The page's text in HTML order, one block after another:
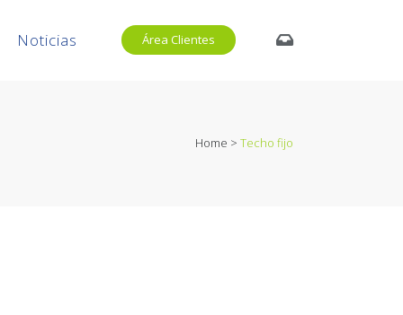
Área Clientes
Noticias
Home > Techo fijo